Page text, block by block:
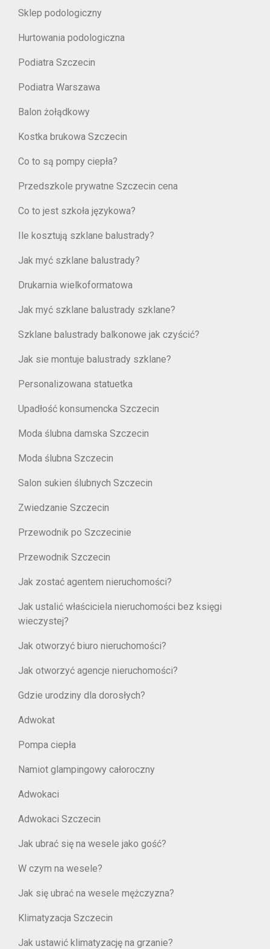
Sklep podologiczny
Hurtowania podologiczna
Podiatra Szczecin
Podiatra Warszawa
Balon żołądkowy
Kostka brukowa Szczecin
Co to są pompy ciepła?
Przedszkole prywatne Szczecin cena
Co to jest szkoła językowa?
Ile kosztują szklane balustrady?
Jak myć szklane balustrady?
Drukarnia wielkoformatowa
Jak myć szklane balustrady szklane?
Szklane balustrady balkonowe jak czyścić?
Jak sie montuje balustrady szklane?
Personalizowana statuetka
Upadłość konsumencka Szczecin
Moda ślubna damska Szczecin
Moda ślubna Szczecin
Salon sukien ślubnych Szczecin
Zwiedzanie Szczecin
Przewodnik po Szczecinie
Przewodnik Szczecin
Jak zostać agentem nieruchomości?
Jak ustalić właściciela nieruchomości bez księgi
wieczystej?
Jak otworzyć biuro nieruchomości?
Jak otworzyć agencje nieruchomości?
Gdzie urodziny dla dorosłych?
Adwokat
Pompa ciepła
Namiot glampingowy całoroczny
Adwokaci
Adwokaci Szczecin
Jak ubrać się na wesele jako gość?
W czym na wesele?
Jak się ubrać na wesele mężczyzna?
Klimatyzacja Szczecin
Jak ustawić klimatyzację na grzanie?